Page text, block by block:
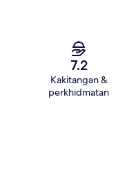
7.2
Kakitangan &
perkhidmatan